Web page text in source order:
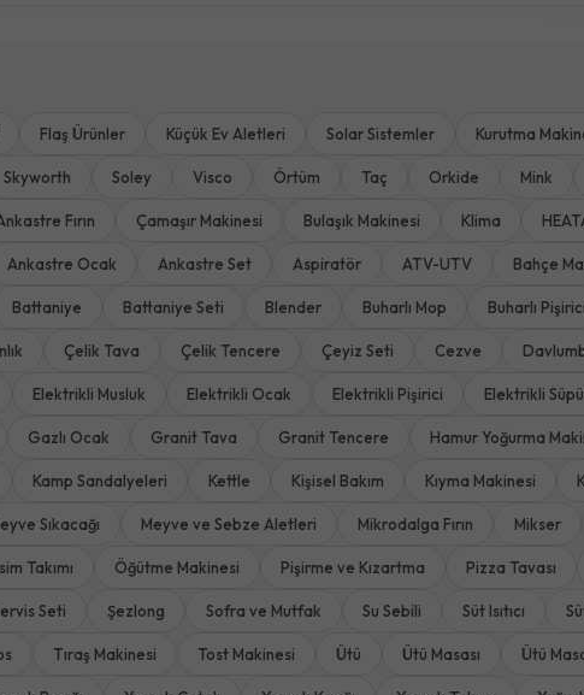
Flaş Ürünler Küçük Ev Aletleri Solar Sistemler Kurutma
Skyworth Soley Visco Örtüm Taç Orkide Mink
Fırın Çamaşır Makinesi Bulaşık Makinesi Klima
Ankastre Ocak Ankastre Set Aspiratör ATV-UTV Bahçe
Battaniye Battaniye Seti Blender Buharlı Mop Buharlı Pişirici
Çelik Tava Çelik Tencere Çeyiz Seti Cezve
Elektrikli Musluk Elektrikli Ocak Elektrikli Pişirici Elektrikli
Gazlı Ocak Granit Tava Granit Tencere Hamur Yoğurma
Kamp Sandalyeleri Kettle Kişisel Bakım Kıyma Makinesi
Sıkacağı Meyve ve Sebze Aletleri Mikrodalga Fırın Mikser
Takımı Öğütme Makinesi Pişirme ve Kızartma Pizza Tavası
Seti Şezlong Sofra ve Mutfak Su Sebili Süt Isıtıcı
Tıraş Makinesi Tost Makinesi Ütü Ütü Masası Ütü